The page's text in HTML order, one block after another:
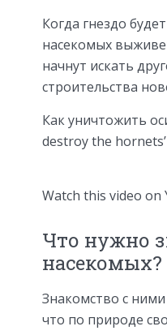
Когда гнездо
насекомых
начнут искать
строительства
Как уничтожить
destroy the
Watch this video on
Что нужно
насекомых?
Знакомство с ними
что по природе